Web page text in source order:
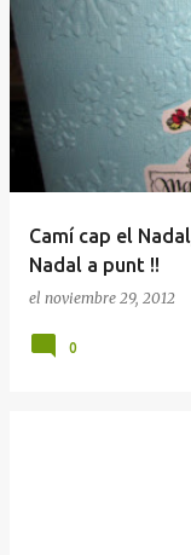
Camí cap el
Nadal a punt !!
el noviembre 29, 2012
0